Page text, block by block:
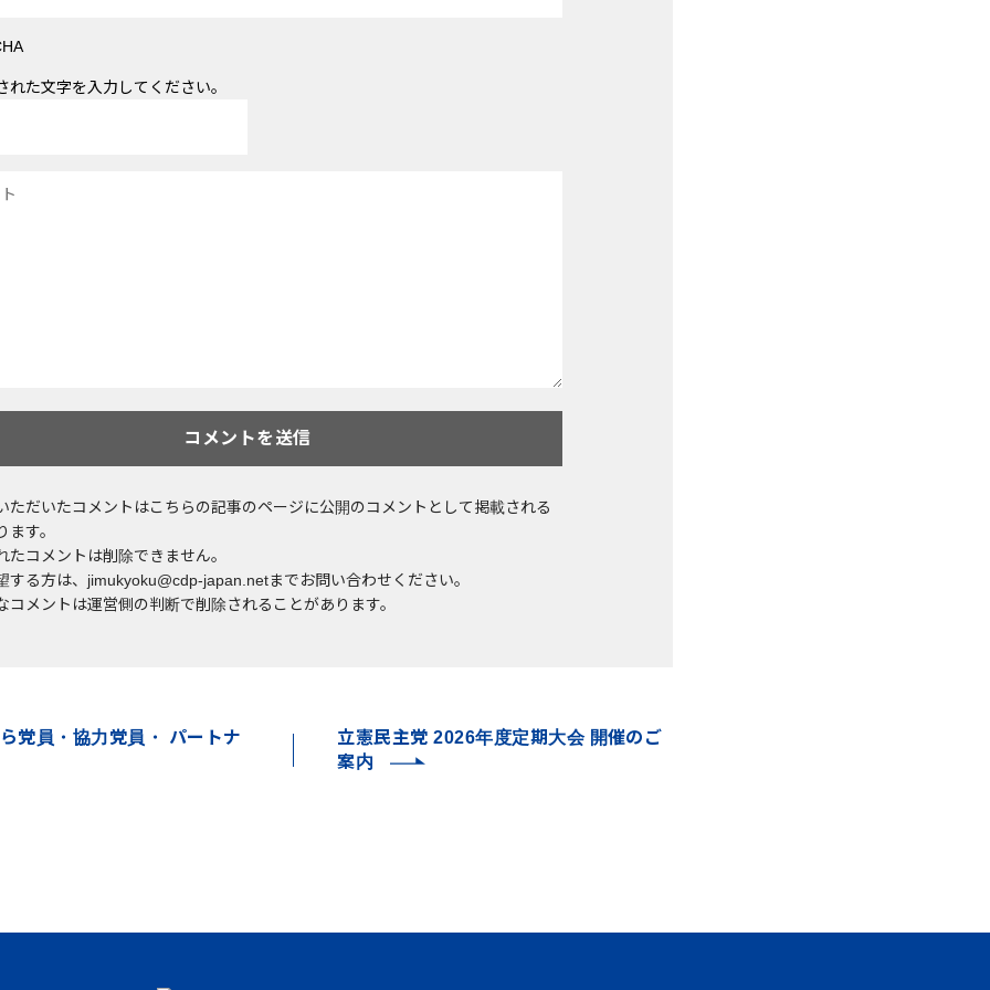
れた文字を入力してください。
だいたコメントはこちらの記事のページに公開のコメントとして掲載される
ます。
コメントは削除できません。
する方は、jimukyoku@cdp-japan.netまでお問い合わせください。
メントは運営側の判断で削除されることがあります。
党員・協力党員・ パートナ
立憲民主党 2026年度定期大会 開催のご
案内